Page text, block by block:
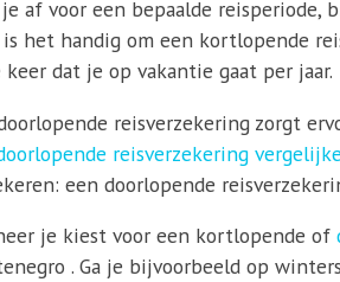
af voor een bepaalde reisperiode,
is het handig om een kortlopende
dat je op vakantie gaat per jaar.
reisverzekering zorgt
reisverzekering
een doorlopende
je kiest voor een kortlopende of
. Ga je bijvoorbeeld op